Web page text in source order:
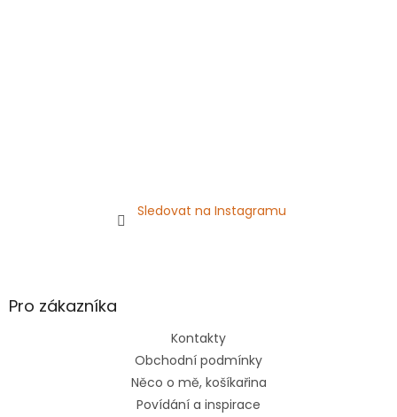
Sledovat na Instagramu
Pro zákazníka
Kontakty
Obchodní podmínky
Něco o mě, košíkařina
Povídání a inspirace